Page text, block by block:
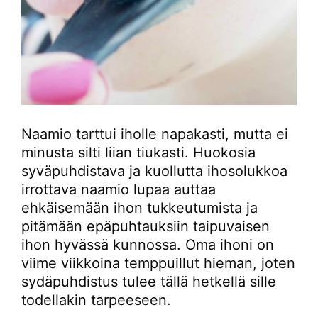
Naamio tarttui iholle napakasti, mutta ei
minusta silti liian tiukasti. Huokosia
syväpuhdistava ja kuollutta ihosolukkoa
irrottava naamio lupaa auttaa
ehkäisemään ihon tukkeutumista ja
pitämään epäpuhtauksiin taipuvaisen
ihon hyvässä kunnossa. Oma ihoni on
viime viikkoina temppuillut hieman, joten
sydäpuhdistus tulee tällä hetkellä sille
todellakin tarpeeseen.